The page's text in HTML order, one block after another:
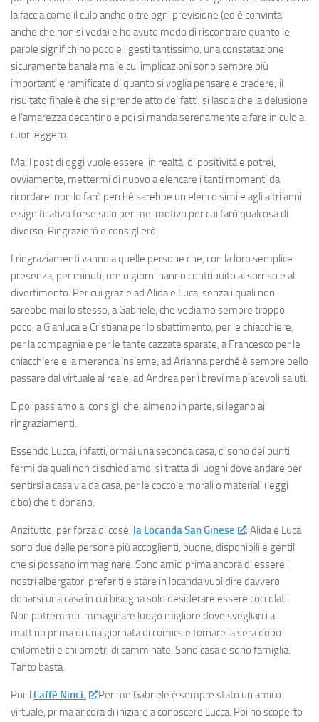
la faccia come il culo anche oltre ogni previsione (ed è convinta
anche che non si veda) e ho avuto modo di riscontrare quanto le
parole significhino poco e i gesti tantissimo, una constatazione
sicuramente banale ma le cui implicazioni sono sempre più
importanti e ramificate di quanto si voglia pensare e credere; il
risultato finale è che si prende atto dei fatti, si lascia che la delusione
e l’amarezza decantino e poi si manda serenamente a fare in culo a
cuor leggero.
Ma il post di oggi vuole essere, in realtà, di positività e potrei,
ovviamente, mettermi di nuovo a elencare i tanti momenti da
ricordare: non lo farò perché sarebbe un elenco simile agli altri anni
e significativo forse solo per me, motivo per cui farò qualcosa di
diverso. Ringrazierò e consiglierò.
I ringraziamenti vanno a quelle persone che, con la loro semplice
presenza, per minuti, ore o giorni hanno contribuito al sorriso e al
divertimento. Per cui grazie ad Alida e Luca, senza i quali non
sarebbe mai lo stesso, a Gabriele, che vediamo sempre troppo
poco, a Gianluca e Cristiana per lo sbattimento, per le chiacchiere,
per la compagnia e per le tante cazzate sparate, a Francesco per le
chiacchiere e la merenda insieme, ad Arianna perché è sempre bello
passare dal virtuale al reale, ad Andrea per i brevi ma piacevoli saluti.
E poi passiamo ai consigli che, almeno in parte, si legano ai
ringraziamenti.
Essendo Lucca, infatti, ormai una seconda casa, ci sono dei punti
fermi da quali non ci schiodiamo: si tratta di luoghi dove andare per
sentirsi a casa via da casa, per le coccole morali o materiali (leggi
cibo) che ti donano.
Anzitutto, per forza di cose, la Locanda San Ginese :Alida e Luca
sono due delle persone più accoglienti, buone, disponibili e gentili
che si possano immaginare. Sono amici prima ancora di essere i
nostri albergatori preferiti e stare in locanda vuol dire davvero
donarsi una casa in cui bisogna solo desiderare essere coccolati.
Non potremmo immaginare luogo migliore dove svegliarci al
mattino prima di una giornata di comics e tornare la sera dopo
chilometri e chilometri di camminate. Sono casa e sono famiglia.
Tanto basta.
Poi il Caffè Ninci.
Per me Gabriele è sempre stato un amico
virtuale, prima ancora di iniziare a conoscere Lucca. Poi ho scoperto